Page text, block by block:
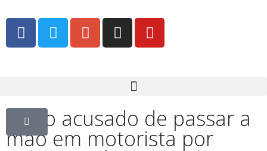
Idoso acusado de passar a
mão em motorista por